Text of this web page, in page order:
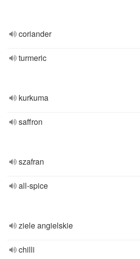
coriander
turmeric
kurkuma
saffron
szafran
all-spice
ziele angielskie
chilli